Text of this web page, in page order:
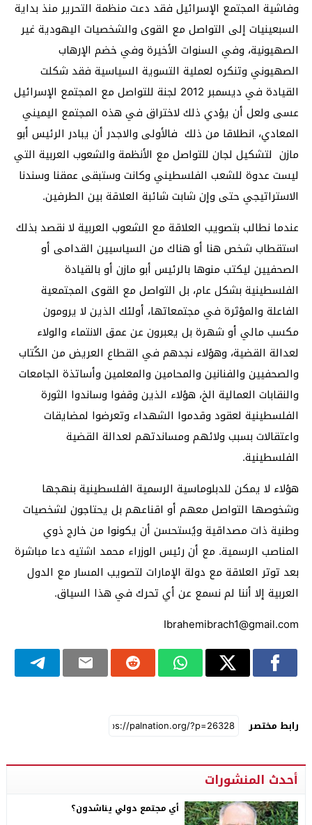
وفاشية المجتمع الإسرائيل فقد دعت منظمة التحرير منذ بداية
السبعينيات إلى التواصل مع القوى والشخصيات اليهودية غير
الصهيونية، وفي السنوات الأخيرة وفي خضم الإرهاب
الصهيوني وتنكره لعملية التسوية السياسية فقد شكلت
القيادة في ديسمبر 2012 لجنة للتواصل مع المجتمع الإسرائيل
عسى ولعل أن يؤدي ذلك لاختراق في هذه المجتمع اليميني
المعادي، انطلاقا من ذلك فالأولى والاجدر أن يبادر الرئيس أبو
مازن لتشكيل لجان للتواصل مع الأنظمة والشعوب العربية التي
ليست عدوة للشعب الفلسطيني وكانت وستبقى عمقنا وسندنا
الاستراتيجي حتى وإن شابت شائبة العلاقة بين الطرفين.
عندما نطالب بتصويب العلاقة مع الشعوب العربية لا نقصد بذلك
استقطاب شخص هنا أو هناك من السياسيين القدامى أو
الصحفيين ليكتب منوها بالرئيس أبو مازن أو بالقيادة
الفلسطينية بشكل عام، بل التواصل مع القوى المجتمعية
الفاعلة والمؤثرة في مجتمعاتها، أولئك الذين لا يرومون
مكسب مالي أو شهرة بل يعبرون عن عمق الانتماء والولاء
لعدالة القضية، وهؤلاء نجدهم في القطاع العريض من الكًتاب
والصحفيين والفنانين والمحامين والمعلمين وأساتذة الجامعات
والنقابات العمالية الخ، هؤلاء الذين وقفوا وساندوا الثورة
الفلسطينية لعقود وقدموا الشهداء وتعرضوا لمضايقات
واعتقالات بسبب ولائهم ومساندتهم لعدالة القضية
الفلسطينية.
هؤلاء لا يمكن للدبلوماسية الرسمية الفلسطينية بنهجها
وشخوصها التواصل معهم أو اقناعهم بل يحتاجون لشخصيات
وطنية ذات مصداقية ويُستحسن أن يكونوا من خارج ذوي
المناصب الرسمية. مع أن رئيس الوزراء محمد اشتيه دعا مباشرة
بعد توتر العلاقة مع دولة الإمارات لتصويب المسار مع الدول
العربية إلا أننا لم نسمع عن أي تحرك في هذا السياق.
Ibrahemibrach1@gmail.com
رابط مختصر
أحدث المنشورات
أي مجتمع دولي يناشدون؟